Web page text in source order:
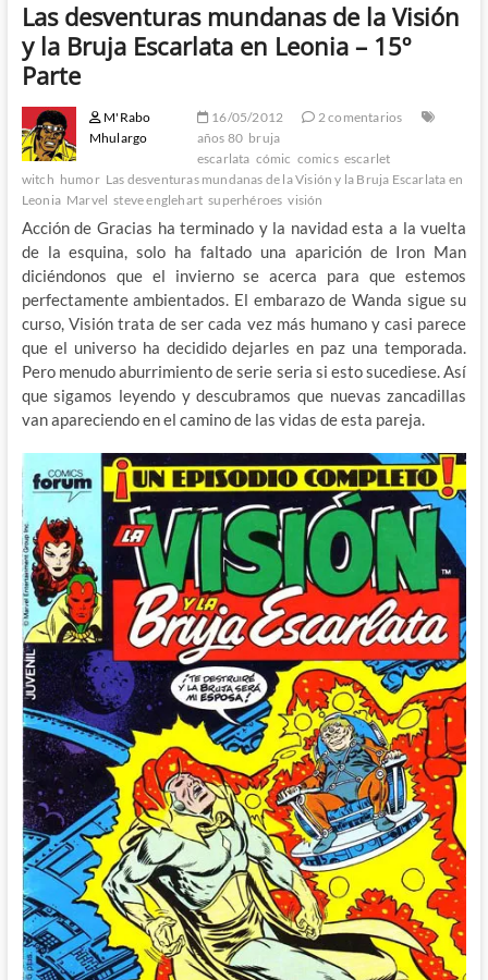
Las desventuras mundanas de la Visión
y la Bruja Escarlata en Leonia – 15º
Parte
M'Rabo
Mhulargo
16/05/2012
2 comentarios
años 80 bruja
escarlata cómic comics escarlet
witch humor Las desventuras mundanas de la Visión y la Bruja Escarlata en
Leonia Marvel steve englehart superhéroes visión
Acción de Gracias ha terminado y la navidad esta a la vuelta
de la esquina, solo ha faltado una aparición de Iron Man
diciéndonos que el invierno se acerca para que estemos
perfectamente ambientados. El embarazo de Wanda sigue su
curso, Visión trata de ser cada vez más humano y casi parece
que el universo ha decidido dejarles en paz una temporada.
Pero menudo aburrimiento de serie seria si esto sucediese. Así
que sigamos leyendo y descubramos que nuevas zancadillas
van apareciendo en el camino de las vidas de esta pareja.